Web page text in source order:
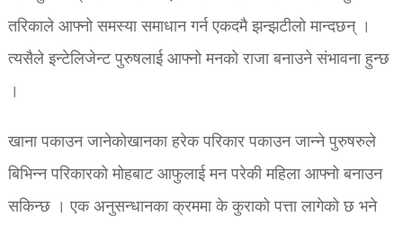
तरिकाले आफ्नो समस्या समाधान गर्न एकदमै झन्झटीलो मान्दछन् ।
त्यसैले इन्टेलिजेन्ट पुरुषलाई आफ्नो मनको राजा बनाउने संभावना हुन्छ
।
खाना पकाउन जानेकोखानका हरेक परिकार पकाउन जान्ने पुरुषरुले
बिभिन्न परिकारको मोहबाट आफुलाई मन परेकी महिला आफ्नो बनाउन
सकिन्छ । एक अनुसन्धानका क्रममा के कुराको पत्ता लागेको छ भने